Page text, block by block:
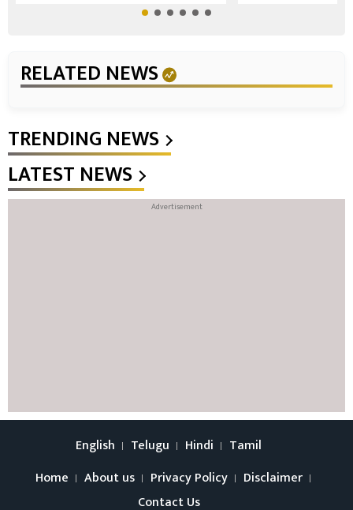
RELATED NEWS
TRENDING NEWS
LATEST NEWS
English Telugu Hindi
Tamil
Home
About us Privacy Policy
Disclaimer
Contact Us